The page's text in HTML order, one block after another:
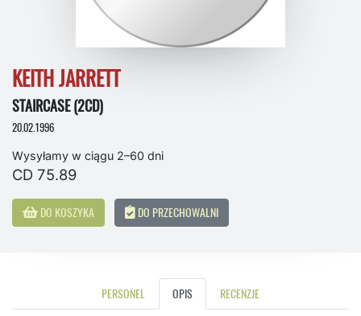
KEITH JARRETT
STAIRCASE (2CD)
20.02.1996
Wysyłamy w ciągu 2–60 dni
CD 75.89
DO KOSZYKA DO PRZECHOWALNI
PERSONEL OPIS RECENZJE